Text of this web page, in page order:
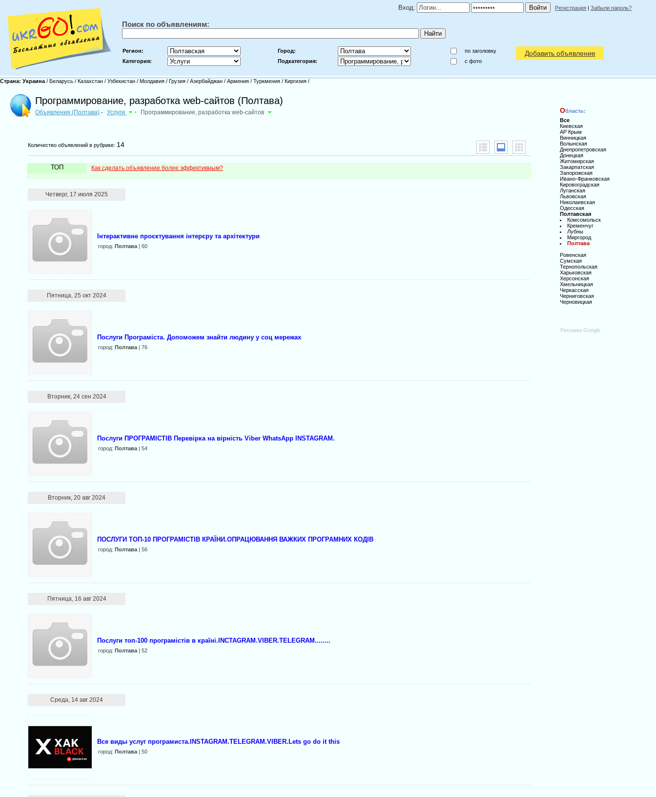
Вход: Регистрация | Забыли пароль?
Поиск по объявлениям:
Регион: Город:
по заголовку
Категория:
Подкатегория: c фото
Добавить объявление
Страна: Украина / Беларусь / Казахстан / Узбекистан / Молдавия / Грузия / Азербайджан / Армения / Туркмения / Киргизия /
Программирование, разработка web-сайтов (Полтава)
Объявления (Полтава) - Услуги - Программирование, разработка web-сайтов
Количество объявлений в рубрике: 14
ТОП Как сделать объявление более эффективным?
Четверг, 17 июля 2025
Інтерактивне проєктування інтерєру та архітектури
город:Полтава | 60
Пятница, 25 окт 2024
Послуги Програміста. Допоможем знайти людину у соц мережах
город:Полтава | 76
Вторник, 24 сен 2024
Послуги ПРОГРАМІСТІВ Перевірка на вірність Viber WhatsApp INSTAGRAM.
город:Полтава | 54
Вторник, 20 авг 2024
ПОСЛУГИ ТОП-10 ПРОГРАМІСТІВ КРАЇНИ.ОПРАЦЮВАННЯ ВАЖКИХ ПРОГРАМНИХ КОДІВ
город:Полтава | 56
Пятница, 16 авг 2024
Послуги топ-100 програмістів в країні.INCTAGRAM.VIBER.TELEGRAM........
город:Полтава | 52
Среда, 14 авг 2024
Все виды услуг програмиста.INSTAGRAM.TELEGRAM.VIBER.Lets go do it this
город:Полтава | 50
Область:
Все
Киевская
АР Крым
Винницкая
Волынская
Днепропетровская
Донецкая
Житомирская
Закарпатская
Запорожская
Ивано-Франковская
Кировоградская
Луганская
Львовская
Николаевская
Одесская
Полтавская
Комсомольск
Кременчуг
Лубны
Миргород
Полтава
Ровенская
Сумская
Тернопольская
Харьковская
Херсонская
Хмельницкая
Черкасская
Черниговская
Черновицкая
Реклама Google